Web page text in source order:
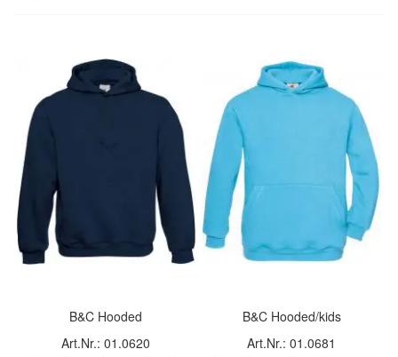
B&C Hooded
Art.Nr.: 01.0620
B&C Hooded/kids
Art.Nr.: 01.0681